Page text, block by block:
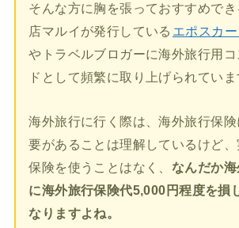
そんな方に胸を張っておすすめで
店マルイが発行している エポスカー
やトラベルブロガーに海外旅行用
ドとして頻繁に取り上げられていま
海外旅行に行く際は、海外旅行保
要があることは理解しているけど
保険を使うことはなく、 なんだか
に海外旅行保険代5,000円程度を損
なりますよね。